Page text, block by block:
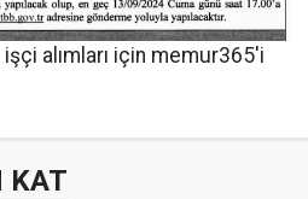
alımları için memur365'i
KAT